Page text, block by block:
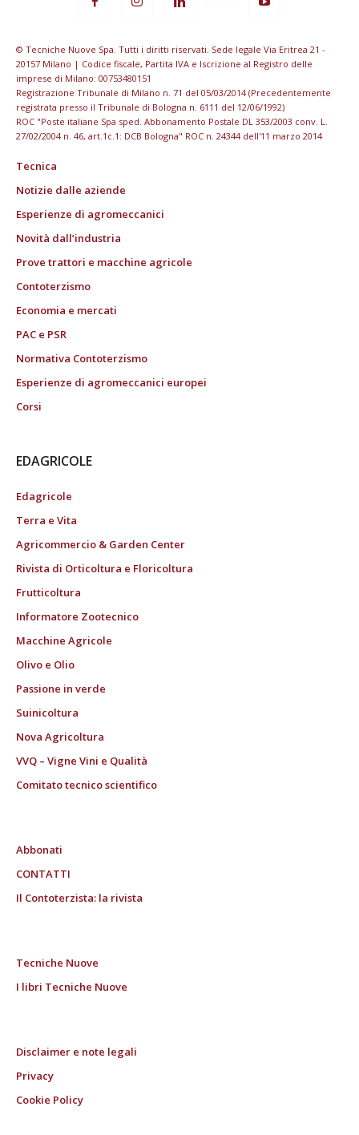
© Tecniche Nuove Spa. Tutti i diritti riservati. Sede legale Via Eritrea 21 -
20157 Milano | Codice fiscale, Partita IVA e Iscrizione al Registro delle
imprese di Milano: 00753480151
Registrazione Tribunale di Milano n. 71 del 05/03/2014 (Precedentemente
registrata presso il Tribunale di Bologna n. 6111 del 12/06/1992)
ROC "Poste italiane Spa sped. Abbonamento Postale DL 353/2003 conv. L.
27/02/2004 n. 46, art.1c.1: DCB Bologna" ROC n. 24344 dell'11 marzo 2014
Tecnica
Notizie dalle aziende
Esperienze di agromeccanici
Novità dall’industria
Prove trattori e macchine agricole
Contoterzismo
Economia e mercati
PAC e PSR
Normativa Contoterzismo
Esperienze di agromeccanici europei
Corsi
EDAGRICOLE
Edagricole
Terra e Vita
Agricommercio & Garden Center
Rivista di Orticoltura e Floricoltura
Frutticoltura
Informatore Zootecnico
Macchine Agricole
Olivo e Olio
Passione in verde
Suinicoltura
Nova Agricoltura
VVQ – Vigne Vini e Qualità
Comitato tecnico scientifico
Abbonati
CONTATTI
Il Contoterzista: la rivista
Tecniche Nuove
I libri Tecniche Nuove
Disclaimer e note legali
Privacy
Cookie Policy